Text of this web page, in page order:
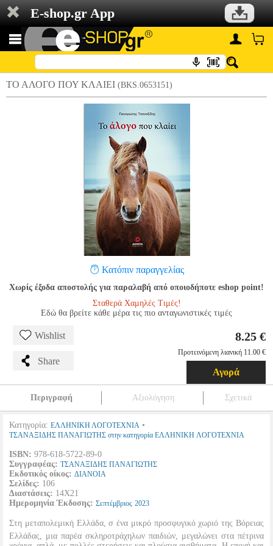
E-shop.gr App
ΤΟ ΑΛΟΓΟ ΠΟΥ ΚΛΑΙΕΙ (BKS.0653151)
Κατόπιν παραγγελίας
Χωρίς έξοδα αποστολής για παραλαβή από οποιοδήποτε eshop point!
Σταθερά Χαμηλές Τιμές!
Εδώ θα βρείτε κάθε μέρα τις πιο ανταγωνιστικές τιμές
Wishlist
Share
8.25 €
Προτεινόμενη λιανική 11.00 €
Αγορά
Περιγραφή Αξιολόγηση Σχετικά
Κατηγορία: ΕΛΛΗΝΙΚΗ ΛΟΓΟΤΕΧΝΙΑ •
ΤΣΑΝΑΞΙΔΗΣ ΠΑΝΑΓΙΩΤΗΣ στην κατηγορία ΕΛΛΗΝΙΚΗ ΛΟΓΟΤΕΧΝΙΑ
ISBN: 978-618-5722-89-0
Συγγραφέας: ΤΣΑΝΑΞΙΔΗΣ ΠΑΝΑΓΙΩΤΗΣ
Εκδοτικός οίκος: ΔΙΑΝΟΙΑ
Σελίδες: 106
Διαστάσεις: 14Χ21
Ημερομηνία Έκδοσης: Σεπτέμβριος 2023
Στη μεταπολεμική Ελλάδα, σ ένα μικρό προσφυγικό χωριό της Βόρειας
Ελλάδας, μια παρέα σκληροτράχηλων παιδιών, μεγαλώνει στα πέτρινα